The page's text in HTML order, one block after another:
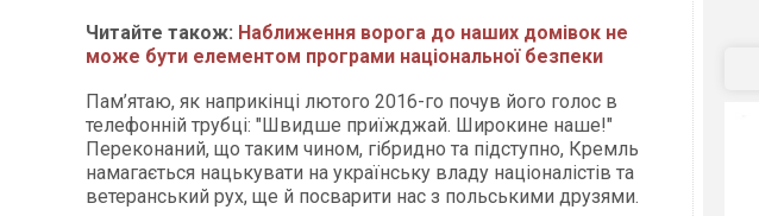
Читайте також: Наближення ворога до наших домівок не
може бути елементом програми національної безпеки
Пам’ятаю, як наприкінці лютого 2016-го почув його голос в
телефонній трубці: "Швидше приїжджай. Широкине наше!"
Переконаний, що таким чином, гібридно та підступно, Кремль
намагається нацькувати на українську владу націоналістів та
ветеранський рух, ще й посварити нас з польськими друзями.